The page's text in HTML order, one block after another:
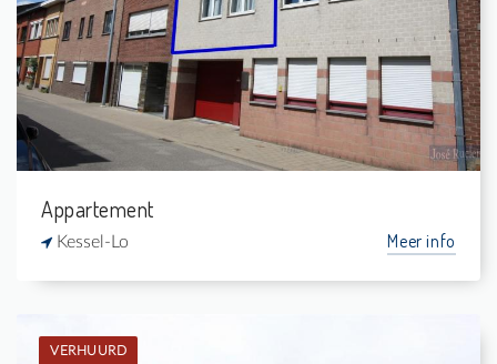
1
50 m²
Appartement
Kessel-Lo Meer info
VERHUURD